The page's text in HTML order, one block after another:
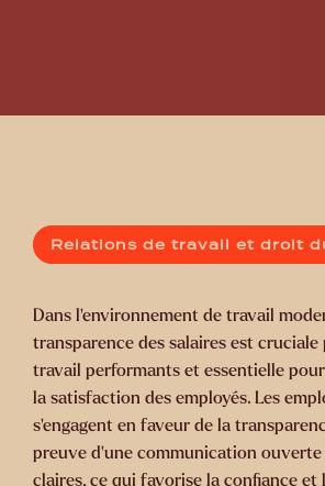
Relations de travail et droit
Dans l'environnement de travail
transparence des salaires est
travail performants et essentielle
la satisfaction des employés. Les
s'engagent en faveur de la
preuve d'une communication
claires, ce qui favorise la confiance et